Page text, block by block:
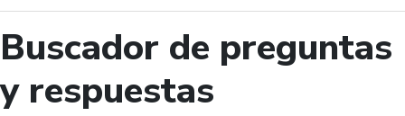
Buscador de preguntas
y respuestas